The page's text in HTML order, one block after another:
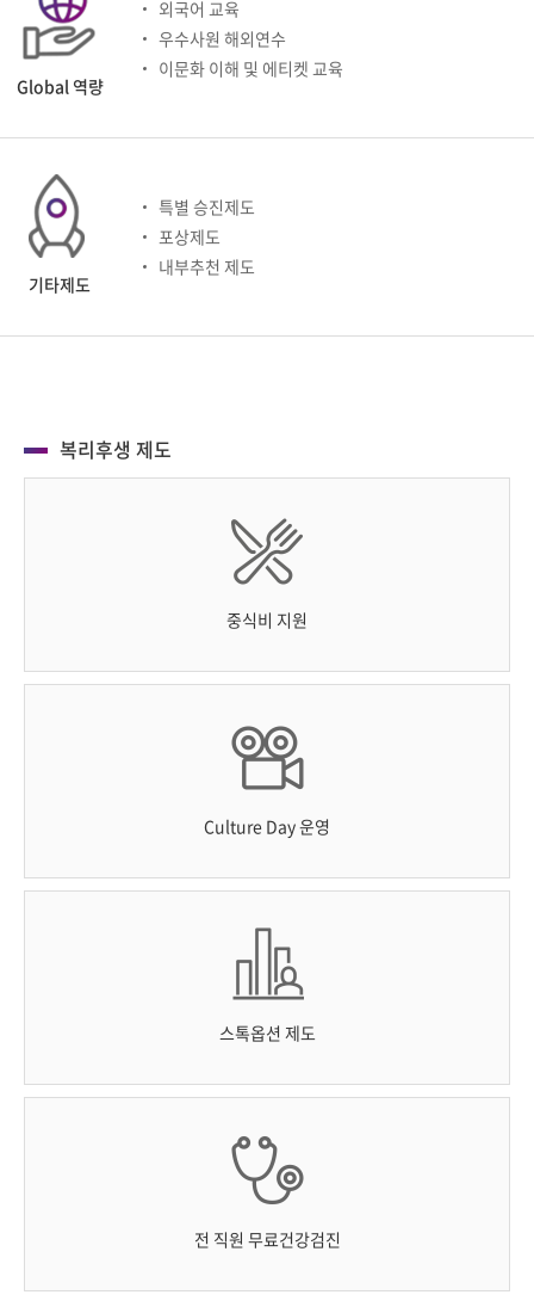
Global 역량
외국어 교육
우수사원 해외연수
이문화 이해 및 에티켓 교육
기타제도
특별 승진제도
포상제도
내부추천 제도
복리후생 제도
중식비 지원
Culture Day 운영
스톡옵션 제도
전 직원 무료건강검진